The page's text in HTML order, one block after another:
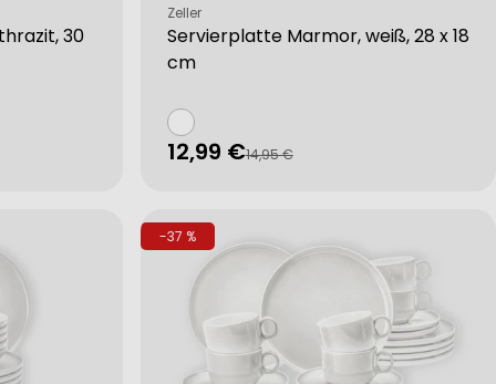
30
Servierplatte Marmor, weiß, 28 x 18
cm
Verkäufer:
Zeller
Verkaufspreis
12,99 €
Regulärer
14,95 €
-37 %